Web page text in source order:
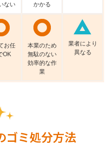
ない
かかる
お任
OK
本業のため
無駄のない
効率的な作
業
業者により
異なる
ゴミ処分方法